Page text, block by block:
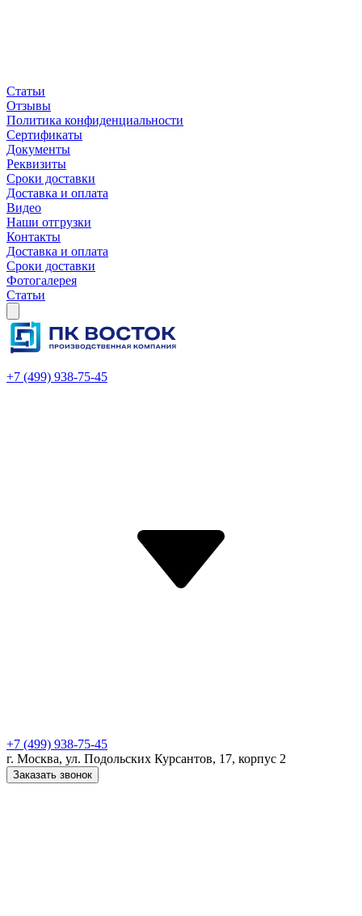
Статьи
Отзывы
Политика конфиденциальности
Сертификаты
Документы
Реквизиты
Сроки доставки
Доставка и оплата
Видео
Наши отгрузки
Контакты
Доставка и оплата
Сроки доставки
Фотогалерея
Статьи
+7 (499) 938-75-45
+7 (499) 938-75-45
г. Москва, ул. Подольских Курсантов, 17, корпус 2
Заказать звонок